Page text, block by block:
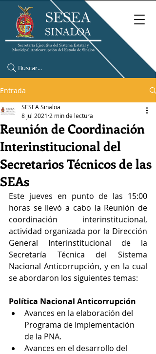
Buscar...
Entrada
Reunión de Coordinación
Interinstitucional del
Secretarios Técnicos de las
SEAs
SESEA Sinaloa
8 jul 2021 2 min de lectura
Este jueves en punto de las 15:00
horas se llevó a cabo la Reunión de
coordinación interinstitucional,
actividad organizada por la Dirección
General Interinstitucional de la
Secretaría Técnica del Sistema
Nacional Anticorrupción, y en la cual
se abordaron los siguientes temas:
Política Nacional Anticorrupción
Avances en la elaboración del
Programa de Implementación
de la PNA.
Avances en el desarrollo del